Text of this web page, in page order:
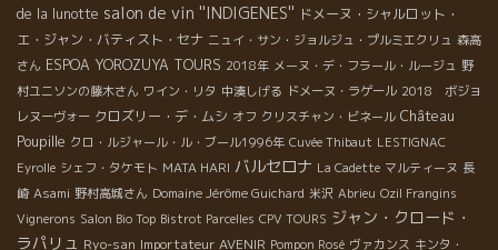
de la lunotte salon de vin ''INDIGENES'' ドメーヌ・シャルロット・
エ・ジャン・バティスト・セナ ニュイ・サン・ジョルジュ・プルミエクリュ 森高
さん ESPOA YOROZUYA TOURS 2018年 メーヌ・デ・フラール・ルージュ 野
村ユニソンの藤木さん ワイン・リタ 中湊しげる ドメーヌ・ラゲール 2018 ボジョ
レヌーヴォー クロズリー・デ・ムシ オフ クリスチャン・ビネール Château
Poupille クロ・ルジャール・ル・ブール1996年 Cuvée Thibaut LESTIGNAC
Eyrolle シェフ・タケモト MATA HARI バルセロナ La Cadette マルティーヌ 長
崎 Asami 野村高城さん Domaine Jérôme Guichard 米沢 Abrieu Ozil Frangins
Vignerons Salon Bio Top Bistrot Parcelles CPV TOURS ジャン・クロード・
ラパリュ Ryo-san Importateur AVENIR Pompon Rosé ヴァカンス キンタ・